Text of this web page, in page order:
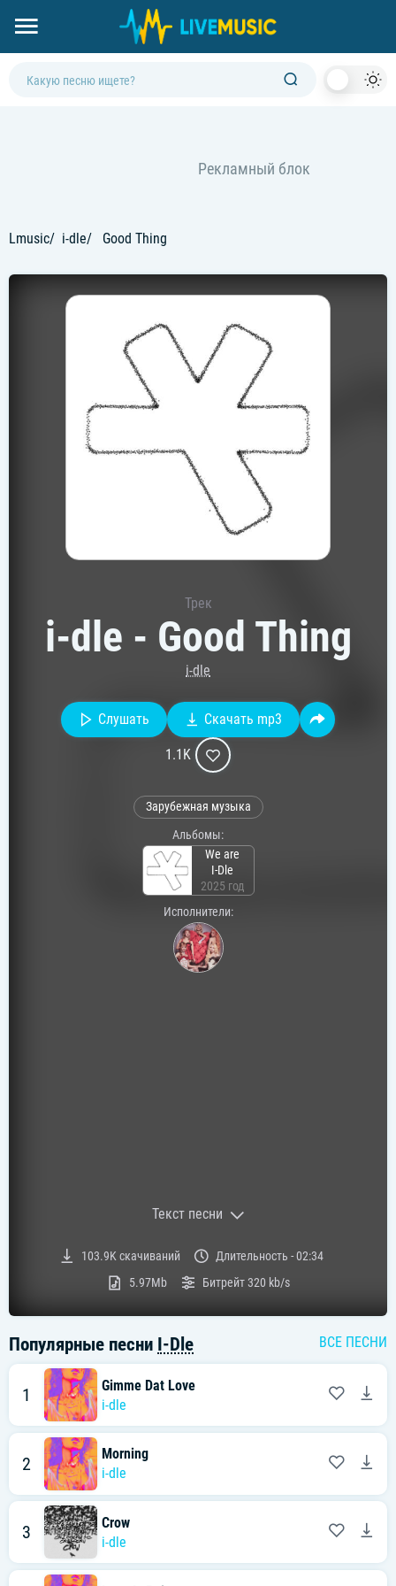
Lmusic i-dle Good Thing
Трек
i-dle - Good Thing
i-dle
Слушать Скачать mp3
1.1K
Зарубежная музыка
Альбомы:
We are
I-Dle
2025 год
Исполнители:
Текст песни
It's really, really, really good (La-la-la, la-la-la-la)
Baby, I heard your good thing (Mm-mm-mm)
It's really, really, really good
난 1억 5000짜리 시계를 차고
그 다음에 르쉐 or 람보 키를 손에 들고
미친 듯 Burn 하고 퍽 밟아 200킬로
이거 참 하하 정말 깔깔 웃겨 재미있군
103.9Kскачиваний Длительность -02:34
5.97Mb
Битрейт320 kb/s
Популярные песни I-Dle ВСЕ ПЕСНИ
1
Gimme Dat Love
i-dle
2
Morning
i-dle
3
Crow
i-dle